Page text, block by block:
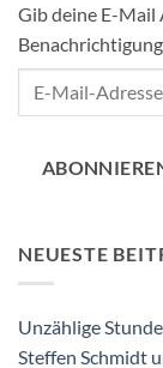
Gib deine E-Mail
NEUESTE
Unzählige
Steffen Schmidt